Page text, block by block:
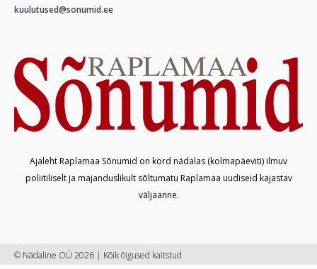
kuulutused@sonumid.ee
Ajaleht Raplamaa Sõnumid on kord nädalas (kolmapäeviti) ilmuv
poliitiliselt ja majanduslikult sõltumatu Raplamaa uudiseid kajastav
väljaanne.
© Nädaline OÜ 2026 | Kõik õigused kaitstud